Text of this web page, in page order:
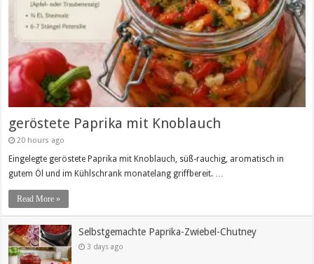
geröstete Paprika mit Knoblauch
20 hours ago
Eingelegte geröstete Paprika mit Knoblauch, süß-rauchig, aromatisch in
gutem Öl und im Kühlschrank monatelang griffbereit. …
Read More »
Selbstgemachte Paprika-Zwiebel-Chutney
3 days ago